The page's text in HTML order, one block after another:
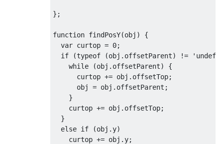
};
function findPosY(obj )
{
var curtop = 0;
if
(typeof (obj . offsetParent) !=
while
(obj . offsetParent)
{
      curtop
+= obj . offsetTop;
      obj
= obj . offsetParent ;
}
    curtop
+= obj . offsetTop;
}
else if (obj . y)
    curtop
+= obj . y;